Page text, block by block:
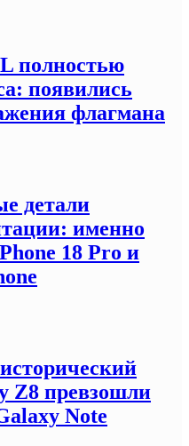
полностью
появились
флагмана
детали
именно
18 Pro и
Z8 превзошли
Note